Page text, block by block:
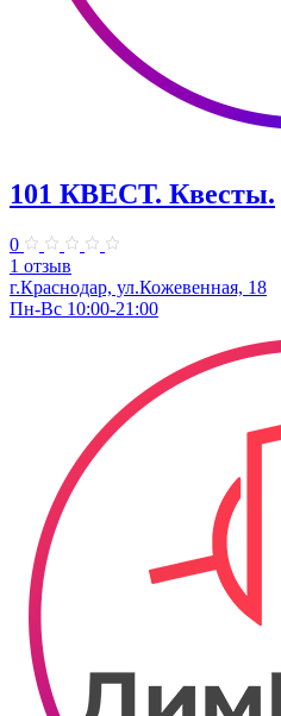
101 КВЕСТ. Квесты.
0
1 отзыв
г.Краснодар, ул.Кожевенная, 18
Пн-Вс 10:00-21:00